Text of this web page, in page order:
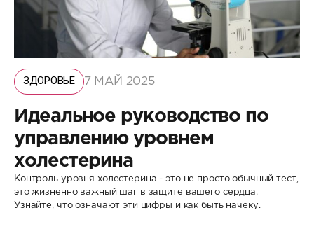
ЗДОРОВЬЕ 7 МАЙ 2025
Идеальное руководство по
управлению уровнем
холестерина
Контроль уровня холестерина - это не просто обычный тест,
это жизненно важный шаг в защите вашего сердца.
Узнайте, что означают эти цифры и как быть начеку.